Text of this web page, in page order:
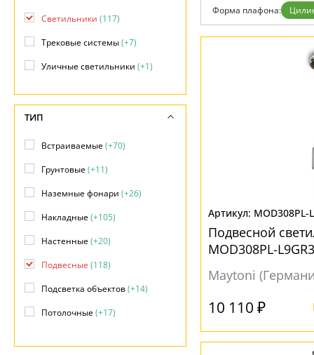
Возврат
Отзывы
Установка
Дизайнерам
Бренды
Форма плафона:
MOD308PL-
Подвесной
MOD308PL-
Maytoni
10 110 ₽
Светильники (117)
Трековые системы(+7)
Уличные светильники (+1)
ТИП
Встраиваемые(+70)
Грунтовые(+11)
Наземные фонари (+26)
Накладные(+105)
Настенные(+20)
Подвесные (118)
Подсветка объектов(+14)
Потолочные(+17)